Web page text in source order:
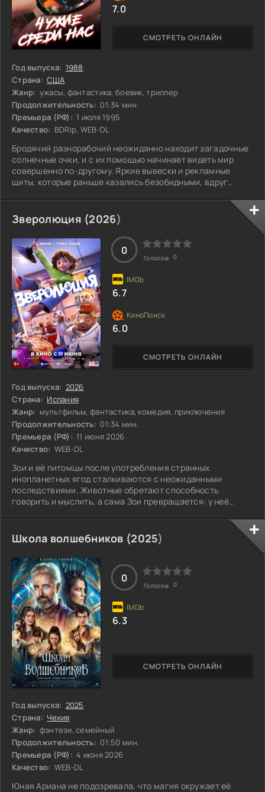
Год выпуска: 1988
Страна: США
Жанр: ужасы, фантастика, боевик, триллер
Продолжительность: 01:34 мин.
Премьера (РФ): 1 июля 1995
Качество: BDRip, WEB-DL
Бродячий разнорабочий неожиданно находит загадочные
солнечные очки, и с их помощью начинает видеть мир
совершенно по-другому. Яркие вывески и рекламные
щиты, которые раньше казались безобидными, вдруг
потреблении. Власть имущие, о которых он думал, что это
просто люди, оказываются странными, уродливыми
пришельцами, которые манипулируют человечеством
через телевидение. Кажется, реальность гораздо
сложнее, чем он предполагал. Что же еще скрывается за
СМОТРЕТЬ ОНЛАЙН
7.0
Зверолюция (2026)
Год выпуска: 2026
Страна: Испания
Жанр: мультфильм, фантастика, комедия, приключения
Продолжительность: 01:34 мин.
Премьера (РФ): 11 июня 2026
Качество: WEB-DL
Зои и её питомцы после употребления странных
инопланетных ягод сталкиваются с неожиданными
последствиями. Животные обретают способность
говорить и мыслить, а сама Зои превращается: у неё
характер. Теперь ей необходимо вести свою
неуправляемую пушистую команду, чтобы остановить
аномальную эволюцию и предотвратить катастрофу,
угрожаюшую всему миру. Как справиться с новыми
способностями и не потерять контроль над зверями в
самый ответственный момент?
СМОТРЕТЬ ОНЛАЙН
0
Голосов: 0
6.7
6.0
Школа волшебников (2025)
Год выпуска: 2025
Страна: Чехия
Жанр: фэнтези, семейный
Продолжительность: 01:50 мин.
Премьера (РФ): 4 июня 2026
Качество: WEB-DL
Юная Ариана не подозревала, что магия окружает её
СМОТРЕТЬ ОНЛАЙН
0
Голосов: 0
6.3